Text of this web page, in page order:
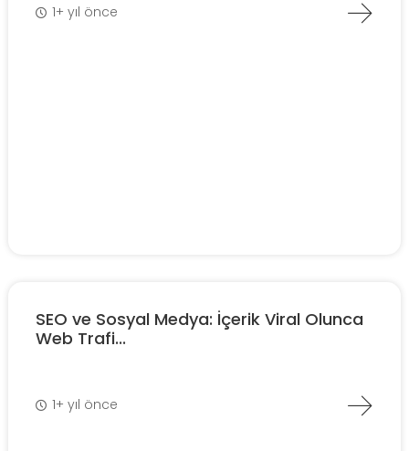
1+ yıl önce
SEO ve Sosyal Medya: İçerik Viral Olunca
Web Trafi...
1+ yıl önce